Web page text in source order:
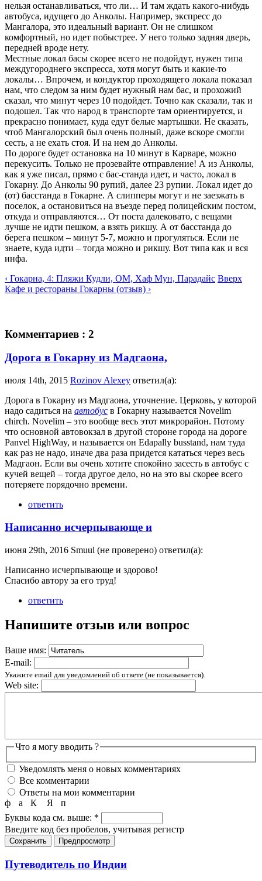
нельзя останавливаться, что ли… И там ждать какого-нибудь
автобуса, идущего до Анколы. Например, экспресс до
Мангалора, это идеальный вариант. Он не слишком
комфортный, но идет побыстрее. У него только задняя дверь,
передней вроде нету.
Местные локал басы скорее всего не подойдут, нужен типа
междугороднего экспресса, хотя могут быть и какие-то
локалы… Впрочем, и кондуктор проходящего локала показал
нам, что следом за ним будет нужный нам бас, и прохожий
сказал, что минут через 10 подойдет. Точно как сказали, так и
подошел. Так что народ в транспорте там ориентируется, и
прекрасно понимает, куда едут белые мартышки. Не сказать,
чтоб Мангалорский был очень полный, даже вскоре смогли
сесть, а не ехать стоя. И на нем до Анколы.
По дороге будет остановка на 10 минут в Карваре, можно
перекусить. Только не прозевайте отправление! А из Анколы,
как я уже писал, прямо с бас-станда идет, и часто, локал в
Гокарну. До Анколы 90 рупий, далее 23 рупии. Локал идет до
(от) басстанда в Гокарне. А слипперы могут и не заезжать в
поселок, а остановиться на въезде перед полицейским постом,
откуда и отправляются… От поста далековато, с вещами
лучше не идти пешком, а взять рикшу. А от басстанда до
берега пешком – минут 5-7, можно и прогуляться. Если не
знаете, куда идти – тогда можно и рикшу. Вот типа как и вся
инфа.
‹ Гокарна, 4: Пляжи Кудли, ОМ, Хаф Мун, Парадайс Вверх
Кафе и рестораны Гокарны (отзыв) ›
Комментариев : 2
Дорога в Гокарну из Мадгаона,
июля 14th, 2015 Rozinov Alexey ответил(а):
Дорога в Гокарну из Мадгаона, уточнение. Церковь, у которой
надо садиться на автобус в Гокарну называется Novelim
chirch. Novelim – это вообще весь этот микрорайон. Потому
что основной автовокзал в другой стороне города на дороге
Panvel HighWay, и называется он Edapally busstand, нам туда
как раз не надо, иначе два раза придется кататься через весь
Мадгаон. Если вы очень хотите спокойно засесть в автобус с
кучей вещей – тогда другое дело, но на это вы скорее всего
потеряете порядочно времени.
ответить
Написанно исчерпывающе и
июня 29th, 2016 Smuul (не проверено) ответил(а):
Написанно исчерпывающе и здорово!
Спасибо автору за его труд!
ответить
Напишите отзыв или вопрос
Ваше имя:
E-mail:
Укажите email для уведомлений об ответе (не показывается).
Web site:
Что я могу вводить ?
Уведомлять меня о новых комментариях
Все комментарии
Ответы на мои комментарии
п
Я
а К
ф
Буквы кода см. выше: *
Введите код без пробелов, учитывая регистр
Путеводитель по Индии